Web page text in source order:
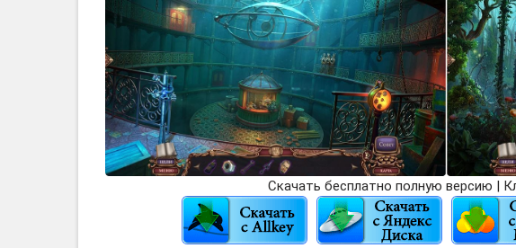
Скачать бесплатно полную версию |